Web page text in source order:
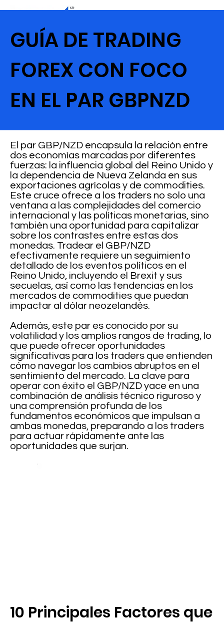
GUÍA DE TRADING
FOREX CON FOCO
EN EL PAR GBPNZD
El par GBP/NZD encapsula la relación entre
dos economías marcadas por diferentes
fuerzas: la influencia global del Reino Unido y
la dependencia de Nueva Zelanda en sus
exportaciones agrícolas y de commodities.
Este cruce ofrece a los traders no solo una
ventana a las complejidades del comercio
internacional y las políticas monetarias, sino
también una oportunidad para capitalizar
sobre los contrastes entre estas dos
monedas. Tradear el GBP/NZD
efectivamente requiere un seguimiento
detallado de los eventos políticos en el
Reino Unido, incluyendo el Brexit y sus
secuelas, así como las tendencias en los
mercados de commodities que puedan
impactar al dólar neozelandés.
Además, este par es conocido por su
volatilidad y los amplios rangos de trading, lo
que puede ofrecer oportunidades
significativas para los traders que entienden
cómo navegar los cambios abruptos en el
sentimiento del mercado. La clave para
operar con éxito el GBP/NZD yace en una
combinación de análisis técnico riguroso y
una comprensión profunda de los
fundamentos económicos que impulsan a
ambas monedas, preparando a los traders
para actuar rápidamente ante las
oportunidades que surjan.
10 Principales Factores que